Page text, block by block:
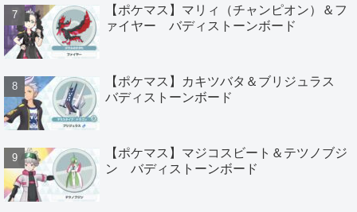
【ポケマス】マリィ（チャンピオン）＆フ
ァイヤー バディストーンボード
【ポケマス】カキツバタ＆ブリジュラス
バディストーンボード
【ポケマス】マジコスビート＆テツノブジ
ン バディストーンボード